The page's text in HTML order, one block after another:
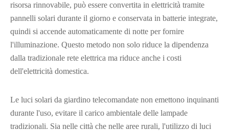
risorsa rinnovabile, può essere convertita in elettricità tramite
pannelli solari durante il giorno e conservata in batterie integrate,
quindi si accende automaticamente di notte per fornire
l'illuminazione. Questo metodo non solo riduce la dipendenza
dalla tradizionale rete elettrica ma riduce anche i costi
dell'elettricità domestica.
Le luci solari da giardino telecomandate non emettono inquinanti
durante l'uso, evitare il carico ambientale delle lampade
tradizionali. Sia nelle città che nelle aree rurali, l'utilizzo di luci